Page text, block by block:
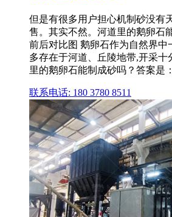
但是有很多用户担心机制砂没有
售。其实不然。河道里的鹅卵石
前后对比图 鹅卵石作为自然界中
多存在于河道、丘陵地带,开采十
里的鹅卵石能制成砂吗？答案是
联系电话: 180 3780 8511